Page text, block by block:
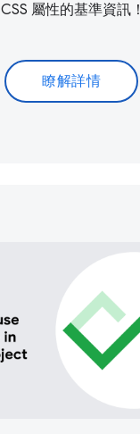
CSS 屬性的基準資訊！
瞭解詳情